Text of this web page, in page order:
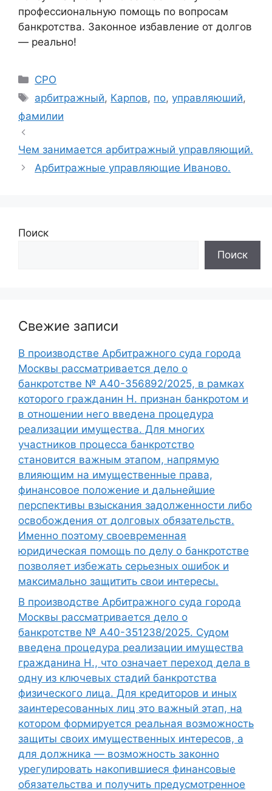
профессиональную помощь по вопросам
банкротства. Законное избавление от долгов
— реально!
Рубрики
СРО
Метки
арбитражный, Карпов, по,управляюший,
фамилии
Чем занимается арбитражный управляющий.
Арбитражные управляющие Иваново.
Поиск
Поиск
Свежие записи
В производстве Арбитражного суда города
Москвы рассматривается дело о
банкротстве № А40-356892/2025, в рамках
которого гражданин Н. признан банкротом и
в отношении него введена процедура
реализации имущества. Для многих
участников процесса банкротство
становится важным этапом, напрямую
влияющим на имущественные права,
финансовое положение и дальнейшие
перспективы взыскания задолженности либо
освобождения от долговых обязательств.
Именно поэтому своевременная
юридическая помощь по делу о банкротстве
позволяет избежать серьезных ошибок и
максимально защитить свои интересы.
В производстве Арбитражного суда города
Москвы рассматривается дело о
банкротстве № А40-351238/2025. Судом
введена процедура реализации имущества
гражданина Н., что означает переход дела в
одну из ключевых стадий банкротства
физического лица. Для кредиторов и иных
заинтересованных лиц это важный этап, на
котором формируется реальная возможность
защиты своих имущественных интересов, а
для должника — возможность законно
урегулировать накопившиеся финансовые
обязательства и получить предусмотренное